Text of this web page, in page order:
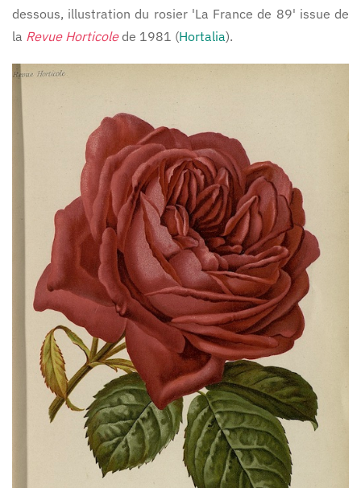
dessous, illustration du rosier 'La France de 89' issue de
la Revue Horticolede 1981 (Hortalia).